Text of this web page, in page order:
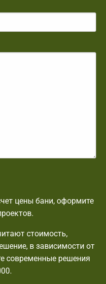
цены бани, оформите
стоимость,
в зависимости от
современные решения